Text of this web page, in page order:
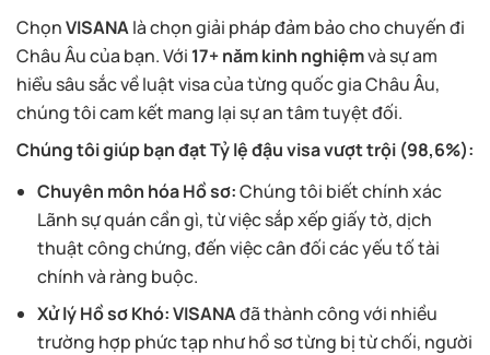
ChọnVISANAlà chọn giải pháp đảm bảo cho chuyến đi
Châu Âu của bạn. Với 17+ năm kinh nghiệmvà sự am
hiểu sâu sắc về luật visa của từng quốc gia Châu Âu,
chúng tôi cam kết mang lại sự an tâm tuyệt đối.
Chúng tôi giúp bạn đạt Tỷ lệ đậu visa vượt trội (98,6%):
Chuyên môn hóa Hồ sơ:Chúng tôi biết chính xác
Lãnh sự quán cần gì, từ việc sắp xếp giấy tờ, dịch
thuật công chứng, đến việc cân đối các yếu tố tài
chính và ràng buộc.
Xử lý Hồ sơ Khó:VISANAđã thành công với nhiều
trường hợp phức tạp như hồ sơ từng bị từ chối, người